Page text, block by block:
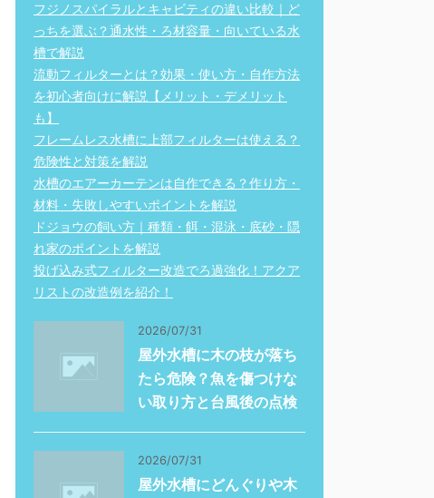
フジノスパイラルとキャビティの違い比較｜ど
っちを選ぶ？通水性・ろ材容量・向いている水
槽で解説
流動フィルターとは？効果・使い方・自作方法
を初心者向けに解説【メリット・デメリット
も】
フレームレス水槽に上部フィルターは使える？
危険性と対策を解説
水槽のエアーカーテンは自作できる？作り方・
材料・失敗しやすいポイントを解説
ドジョウの飼い方｜種類・餌・混泳・底砂・隠
れ家のポイントを解説
投げ込み式フィルター改造でろ過強化！アクア
リストの改造例を紹介！
2026/07/31
屋外水槽に木の枝が落ち
たら危険？魚を傷つけな
い取り方と台風後の点検
2026/07/31
屋外水槽にどんぐりや木